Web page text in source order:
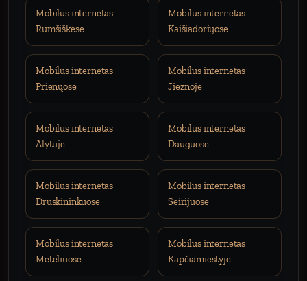
Mobilus internetas
Rumšiškėse
Mobilus internetas
Kaišiadoriųose
Mobilus internetas
Prienųose
Mobilus internetas
Jieznoje
Mobilus internetas
Alytuje
Mobilus internetas
Dauguose
Mobilus internetas
Druskininkuose
Mobilus internetas
Seirijuose
Mobilus internetas
Meteliuose
Mobilus internetas
Kapčiamiestyje